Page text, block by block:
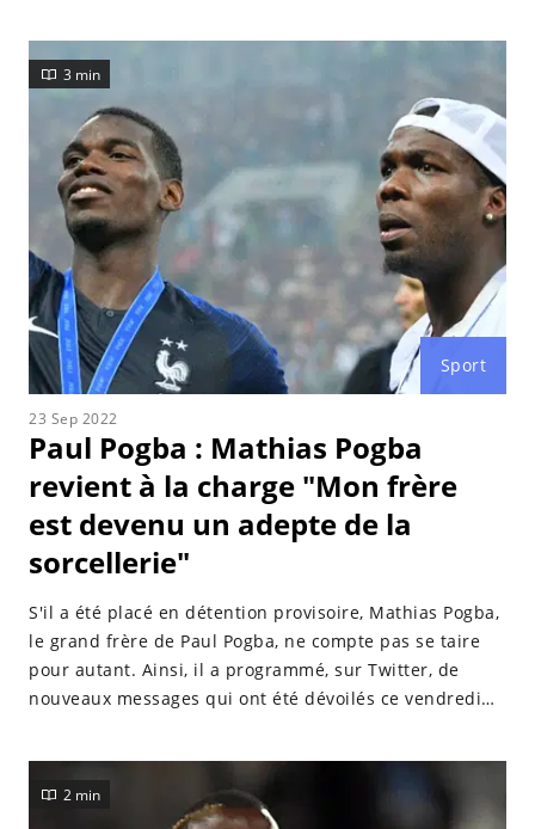
Sport
3 min
23 Sep 2022
Paul Pogba : Mathias Pogba
revient à la charge "Mon frère
est devenu un adepte de la
sorcellerie"
S'il a été placé en détention provisoire, Mathias Pogba,
le grand frère de Paul Pogba, ne compte pas se taire
pour autant. Ainsi, il a programmé, sur Twitter, de
nouveaux messages qui ont été dévoilés ce vendredi
accusations contre l'international français.
2 min